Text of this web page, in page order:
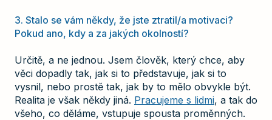
3. Stalo se vám někdy, že jste ztratil/a motivaci?
Pokud ano, kdy a za jakých okolností?
Určitě, a ne jednou. Jsem člověk, který chce, aby
věci dopadly tak, jak si to představuje, jak si to
vysnil, nebo prostě tak, jak by to mělo obvykle být.
Realita je však někdy jiná. Pracujeme s lidmi, a tak do
všeho, co děláme, vstupuje spousta proměnných.